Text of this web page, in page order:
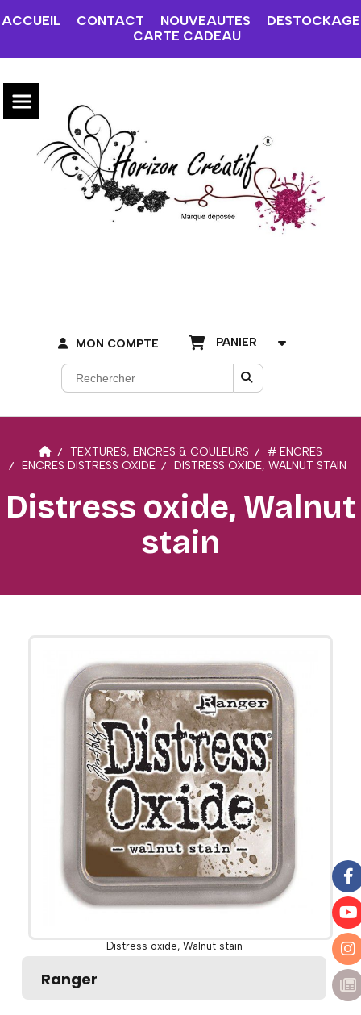
ACCUEIL CONTACT NOUVEAUTES
DESTOCKAGE
CARTE CADEAU
MON COMPTE PANIER
TEXTURES, ENCRES & COULEURS
# ENCRES
ENCRES DISTRESS OXIDE
DISTRESS OXIDE, WALNUT STAIN
Distress oxide, Walnut
stain
Distress oxide, Walnut stain
Ranger